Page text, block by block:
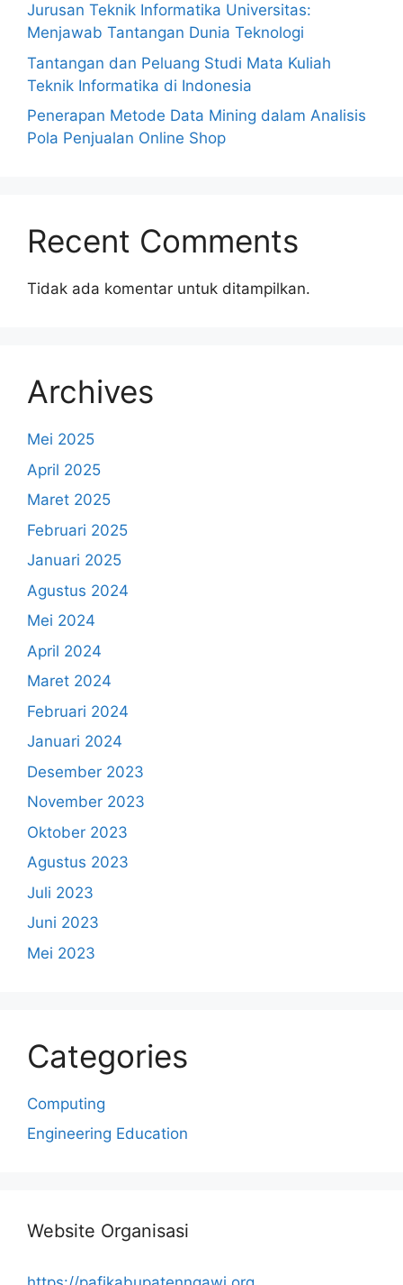
Jurusan Teknik Informatika Universitas:
Menjawab Tantangan Dunia Teknologi
Tantangan dan Peluang Studi Mata Kuliah
Teknik Informatika di Indonesia
Penerapan Metode Data Mining dalam Analisis
Pola Penjualan Online Shop
Recent Comments
Tidak ada komentar untuk ditampilkan.
Archives
Mei 2025
April 2025
Maret 2025
Februari 2025
Januari 2025
Agustus 2024
Mei 2024
April 2024
Maret 2024
Februari 2024
Januari 2024
Desember 2023
November 2023
Oktober 2023
Agustus 2023
Juli 2023
Juni 2023
Mei 2023
Categories
Computing
Engineering Education
Website Organisasi